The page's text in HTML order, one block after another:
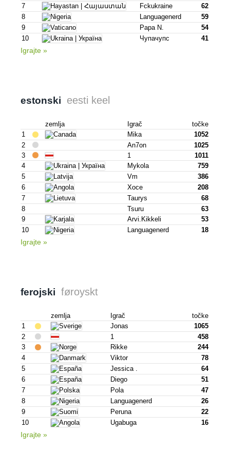
7
Fckukraine
62
8
Languagenerd
59
9
Papa N.
54
10
Чупачупс 41
Igrajte »
estonski eesti keel
zemlja Igrač
točke
1
Mika
1052
2
An7on
1025
3
1
1011
4
Mykola
759
5
Vm
386
6
Хосе
208
7
Taurys
68
8
Tsuru
63
9
Arvi.kikkeli
53
10
Languagenerd 18
Igrajte »
ferojski føroyskt
zemlja Igrač
točke
1
Jonas
1065
2
1
458
3
Rikke
244
4
Viktor
78
5
Jessica .
64
6
Diego
51
7
Pola
47
8
Languagenerd
26
9
Peruna
22
10
Ugabuga 16
Igrajte »